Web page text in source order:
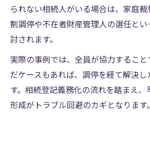
られない相続人がいる場合は、家庭
割調停や不在者財産管理人の選任と
討されます。
実際の事例では、全員が協力すること
だケースもあれば、調停を経て解決し
す。相続登記義務化の流れを踏まえ、
形成がトラブル回避のカギとなります。